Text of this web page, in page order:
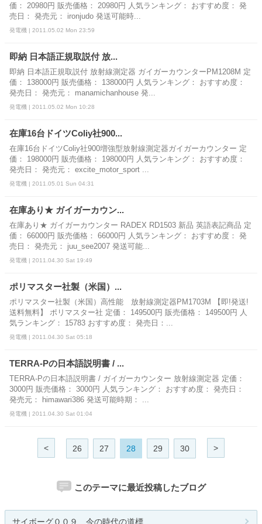
価： 20980円 販売価格： 20980円 人気ランキング： おすすめ度： 発
売日： 発売元： ironjudo 発送可能時...
発電機 | 2011.05.02 Mon 23:59
即納 日本語正規取説付 放...
即納 日本語正規取説付 放射線測定器 ガイガーカウンターPM1208M 定
価： 138000円 販売価格： 138000円 人気ランキング： おすすめ度：
発売日： 発売元： manamichanhouse 発...
発電機 | 2011.05.02 Mon 10:28
在庫16台ドイツColiy社900...
在庫16台ドイツColiy社900増強型放射線測定器ガイガーカウンター 定
価： 198000円 販売価格： 198000円 人気ランキング： おすすめ度：
発売日： 発売元： excite_motor_sport ...
発電機 | 2011.05.01 Sun 04:31
在庫あり★ ガイガーカウン...
在庫あり★ ガイガーカウンター RADEX RD1503 新品 英語表記商品 定
価： 66000円 販売価格： 66000円 人気ランキング： おすすめ度： 発
売日： 発売元： juu_see2007 発送可能...
発電機 | 2011.04.30 Sat 19:49
ポリマスター社製（米国）...
ポリマスター社製（米国）高性能 放射線測定器PM1703M 【即!発送!
送料無料】 ポリマスター社 定価： 149500円 販売価格： 149500円 人
気ランキング： 15783 おすすめ度： 発売日：...
発電機 | 2011.04.30 Sat 05:18
TERRA-Pの日本語説明書 / ...
TERRA-Pの日本語説明書 / ガイガーカウンター 放射線測定器 定価：
3000円 販売価格： 3000円 人気ランキング： おすすめ度： 発売日：
発売元： himawari386 発送可能時期： ...
発電機 | 2011.04.30 Sat 01:04
< 26 27 28 29 30 >
このテーマに最近投稿したブログ
サイボーグ００９ 今の時代の道標